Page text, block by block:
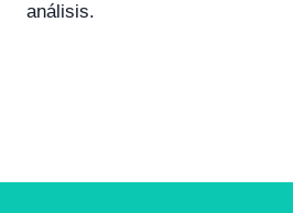
análisis.